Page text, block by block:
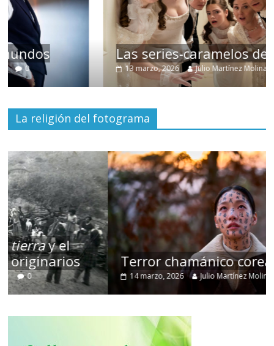
Las series-caramelos de Shondaland
13 marzo, 2026 Julio Martínez Molina 0
La religión del fotograma
Terror chamánico coreano
14 marzo, 2026 Julio Martínez Molina 0